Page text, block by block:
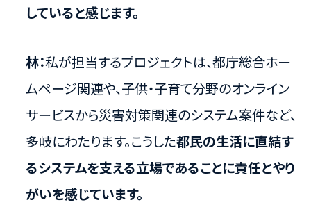
していると感じます。
林：私が担当するプロジェクトは、都庁総合ホー
ムページ関連や、子供・子育て分野のオンライン
サービスから災害対策関連のシステム案件など、
多岐にわたります。こうした都民の生活に直結す
るシステムを支える立場であることに責任とやり
がいを感じています。